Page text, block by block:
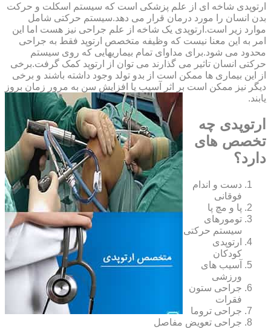
ارتوپدی شاخه ای از علم پزشکی است که سیستم اسکلت و حرکت
بدن انسان را مورد درمان قرار می دهد.سیستم حرکتی شامل
موارد زیر است.ارتوپدی یک شاخه از علم جراحی نیز هست اما این
امر به این معنا نیست که وظیفه متخصص ارتوپد فقط به جراحی
محدود می شود.برای مداوای تمام بیماریهایی که روی سیستم
حرکتی انسان تاثیر می گذارند می توان از ارتوپد کمک گرفت.برخی
از این بیماری ها ممکن است از بدو تولد وجود داشته باشند و برخی
دیگر نیز ممکن است بر اثر آسیب یا افزایش سن به مرور زمان بروز
یابند.
ارتوپدی چه
تخصص های
دارد؟
دست و اندام
فوقانی
پا و مچ پا
تومورهای
سیستم حرکتی
ارتوپدی
کودکان
آسیب های
ورزشی
جراحی ستون
فقرات
جراحی تروما
جراحی تعویض مفاصل